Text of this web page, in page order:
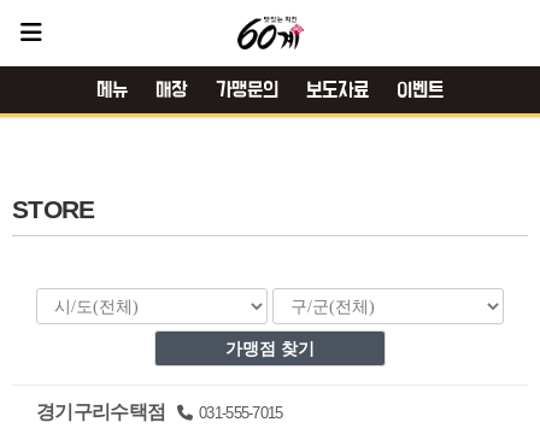
메뉴 매장 가맹문의 보도자료 이벤트
STORE
경기구리수택점 031-555-7015